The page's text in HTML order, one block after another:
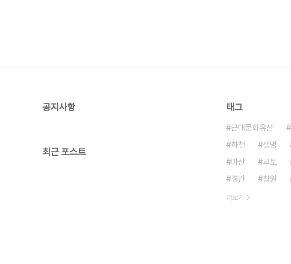
공지사항
최근 포스트
태그
근대문화유산
하천
생명
마산
교토
경관
창원
더보기